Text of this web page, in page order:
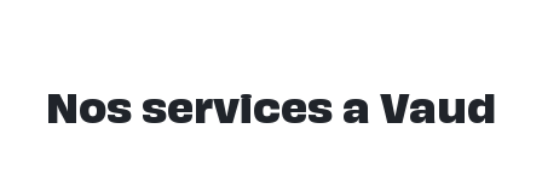
Nos services a Vaud